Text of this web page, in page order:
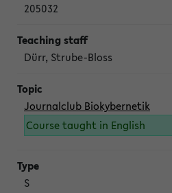
205032
Dürr, Strube-Bloss
Journalclub Biokybernetik
Course taught in English
S